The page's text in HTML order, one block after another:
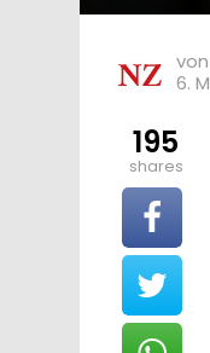
von
6.
195
shares